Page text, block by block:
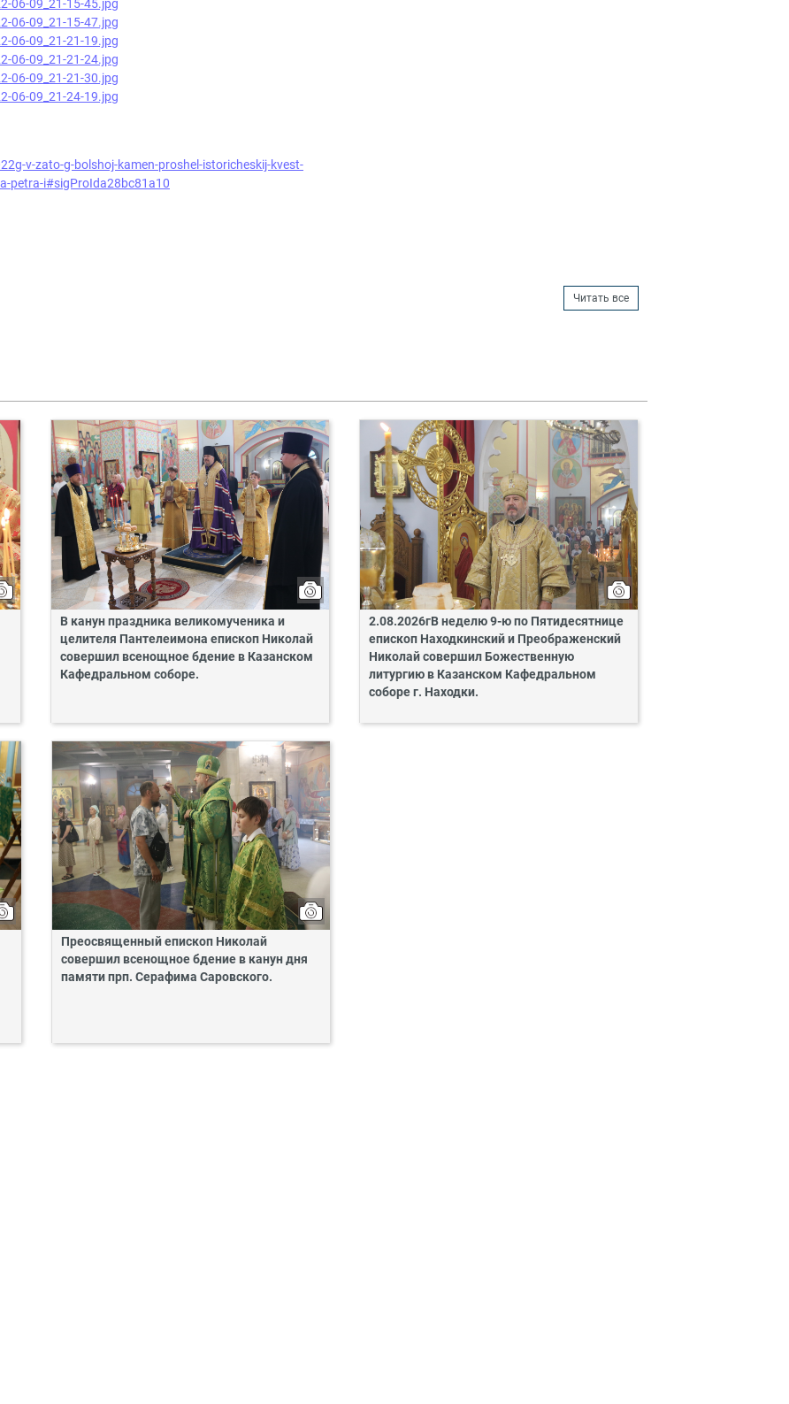
v-zato-g-bolshoj-kamen-proshel-istoricheskij-kvest-
petra-i#sigProIda28bc81a10
Читать все
В канун праздника великомученика и
целителя Пантелеимона епископ Николай
совершил всенощное бдение в Казанском
Кафедральном соборе.
2.08.2026гВ неделю 9-ю по Пятидесятнице
епископ Находкинский и Преображенский
Николай совершил Божественную
литургию в Казанском Кафедральном
соборе г. Находки.
Преосвященный епископ Николай
совершил всенощное бдение в канун дня
памяти прп. Серафима Саровского.